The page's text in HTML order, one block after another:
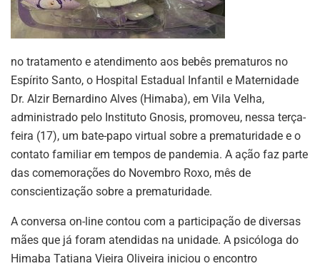
no tratamento e atendimento aos bebês prematuros no
Espírito Santo, o Hospital Estadual Infantil e Maternidade
Dr. Alzir Bernardino Alves (Himaba), em Vila Velha,
administrado pelo Instituto Gnosis, promoveu, nessa terça-
feira (17), um bate-papo virtual sobre a prematuridade e o
contato familiar em tempos de pandemia. A ação faz parte
das comemorações do Novembro Roxo, mês de
conscientização sobre a prematuridade.
A conversa on-line contou com a participação de diversas
mães que já foram atendidas na unidade. A psicóloga do
Himaba Tatiana Vieira Oliveira iniciou o encontro